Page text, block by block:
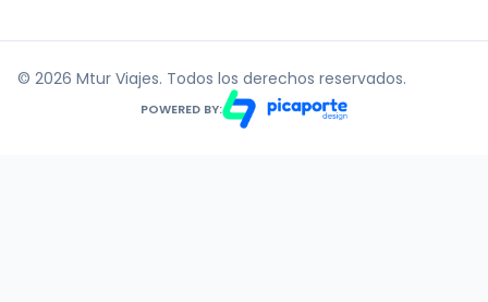
© 2026 Mtur Viajes. Todos los derechos reservados.
POWERED BY: